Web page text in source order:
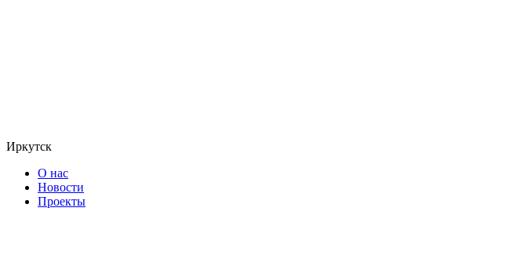
Иркутск
О нас
Новости
Проекты